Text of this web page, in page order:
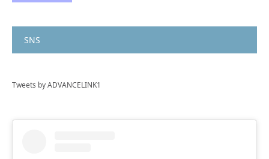
SNS
Tweets by ADVANCELINK1